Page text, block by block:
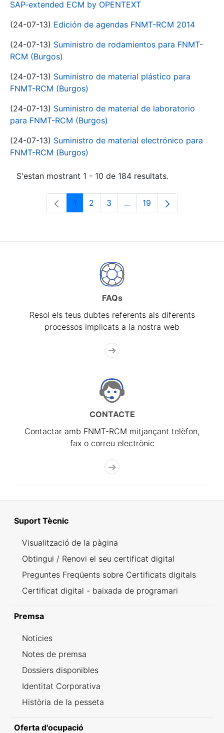
SAP-extended ECM by OPENTEXT
(24-07-13) Edición de agendas FNMT-RCM 2014
(24-07-13) Suministro de rodamientos para FNMT-
RCM (Burgos)
(24-07-13) Suministro de material plástico para
FNMT-RCM (Burgos)
(24-07-13) Suministro de material de laboratorio
para FNMT-RCM (Burgos)
(24-07-13) Suministro de material electrónico para
FNMT-RCM (Burgos)
S'estan mostrant 1 - 10 de 184 resultats.
Pàgina
1 Pàgina
2 Pàgina
3 ...Pàgines intermèdies
Pàgina
19
FAQs
Resol els teus dubtes referents als diferents
processos implicats a la nostra web
CONTACTE
Contactar amb FNMT-RCM mitjançant telèfon,
fax o correu electrònic
Suport Tècnic
Visualització de la pàgina
Obtingui / Renovi el seu certificat digital
Preguntes Freqüents sobre Certificats digitals
Certificat digital - baixada de programari
Premsa
Notícies
Notes de premsa
Dossiers disponibles
Identitat Corporativa
Història de la pesseta
Oferta d'ocupació